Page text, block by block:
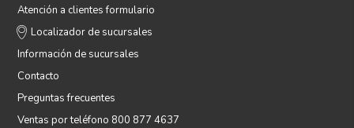
Atención a clientes formulario
Localizador de sucursales
Información de sucursales
Contacto
Preguntas frecuentes
Ventas por teléfono 800 877 4637